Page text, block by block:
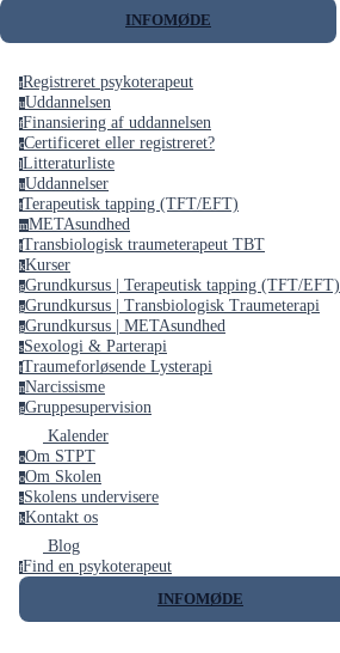
INFOMØDE
rRegistreret psykoterapeut
uUddannelsen
fFinansiering af uddannelsen
cCertificeret eller registreret?
lLitteraturliste
uUddannelser
tTerapeutisk tapping (TFT/EFT)
mMETAsundhed
tTransbiologisk traumeterapeut TBT
kKurser
gGrundkursus | Terapeutisk tapping (TFT/EFT)
gGrundkursus | Transbiologisk Traumeterapi
gGrundkursus | METAsundhed
sSexologi & Parterapi
tTraumeforløsende Lysterapi
nNarcissisme
gGruppesupervision
Kalender
oOm STPT
oOm Skolen
sSkolens undervisere
kKontakt os
Blog
fFind en psykoterapeut
INFOMØDE